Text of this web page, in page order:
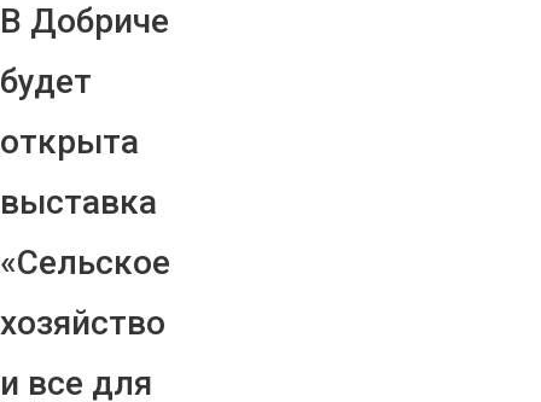
В Добриче
будет
открыта
выставка
«Сельское
хозяйство
и все для